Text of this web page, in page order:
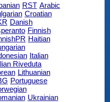
RST Arabic
Croatian
Danish
Finnish
Haitian
Italian
Riveduta
Lithuanian
Portuguese
Ukrainian